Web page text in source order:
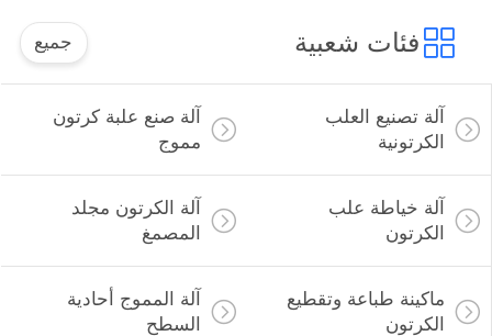
فئات شعبية جميع
آلة تصنيع العلب
الكرتونية
آلة صنع علبة كرتون
مموج
آلة خياطة علب
الكرتون
آلة الكرتون مجلد
المصمغ
ماكينة طباعة وتقطيع
الكرتون
آلة المموج أحادية
السطح